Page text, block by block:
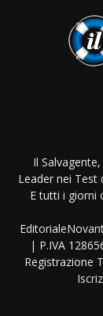
Il
Leader nei
E tutti i giorni
| P.IVA
Registrazione